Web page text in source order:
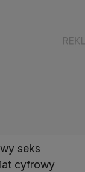
seks
cyfrowy